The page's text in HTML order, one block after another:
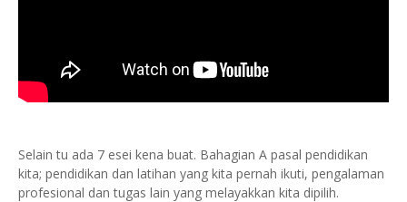
Selain tu ada 7 esei kena buat. Bahagian A pasal pendidikan
kita; pendidikan dan latihan yang kita pernah ikuti, pengalaman
profesional dan tugas lain yang melayakkan kita dipilih.